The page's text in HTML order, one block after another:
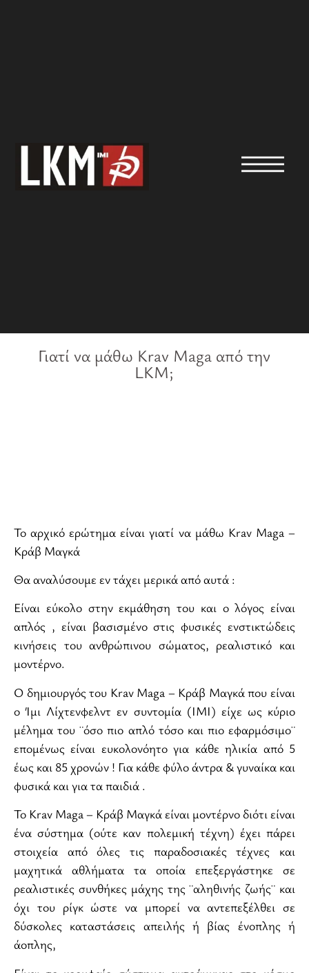
Γιατί να μάθω Krav Maga από την
LKM;
Το αρχικό ερώτημα είναι γιατί να μάθω Krav Maga –
Κράβ Μαγκά
Θα αναλύσουμε εν τάχει μερικά από αυτά :
Είναι εύκολο στην εκμάθηση του και ο λόγος είναι
απλός , είναι βασισμένο στις φυσικές ενστικτώδεις
κινήσεις του ανθρώπινου σώματος, ρεαλιστικό και
μοντέρνο.
Ο δημιουργός του Krav Maga – Κράβ Μαγκά που είναι
ο Ίμι Λίχτενφελντ εν συντομία (IMI) είχε ως κύριο
μέλημα του ¨όσο πιο απλό τόσο και πιο εφαρμόσιμο¨
επομένως είναι ευκολονόητο για κάθε ηλικία από 5
έως και 85 χρονών ! Για κάθε φύλο άντρα & γυναίκα και
φυσικά και για τα παιδιά .
Το Krav Maga – Κράβ Μαγκά είναι μοντέρνο διότι είναι
ένα σύστημα (ούτε καν πολεμική τέχνη) έχει πάρει
στοιχεία από όλες τις παραδοσιακές τέχνες και
μαχητικά αθλήματα τα οποία επεξεργάστηκε σε
ρεαλιστικές συνθήκες μάχης της ¨αληθινής ζωής¨ και
όχι του ρίγκ ώστε να μπορεί να αντεπεξέλθει σε
δύσκολες καταστάσεις απειλής ή βίας ένοπλης ή
άοπλης,